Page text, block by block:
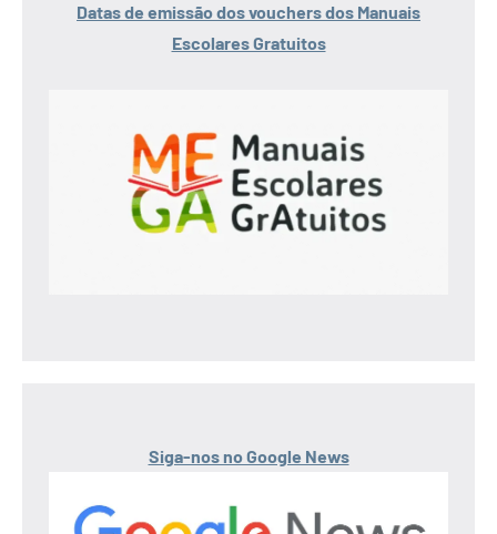
Datas de emissão dos vouchers dos Manuais
Escolares Gratuitos
Siga-nos no Google News